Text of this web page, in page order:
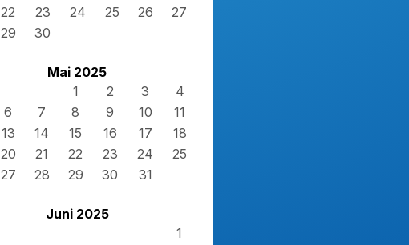
22 23 24 25 26
27
29 30
Mai 2025
1
2 3
4
6 7 8 9 10
11
13 14 15 16 17
18
20 21 22 23 24
25
27 28 29 30 31
Juni 2025
1